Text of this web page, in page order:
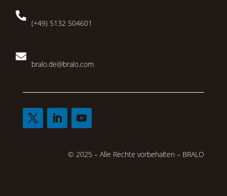

(+49) 5132 504601

bralo.de@bralo.com
© 2025 – Alle Rechte vorbehalten – BRALO